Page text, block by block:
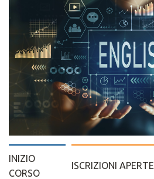
INIZIO
CORSO
ISCRIZIONI APERTE